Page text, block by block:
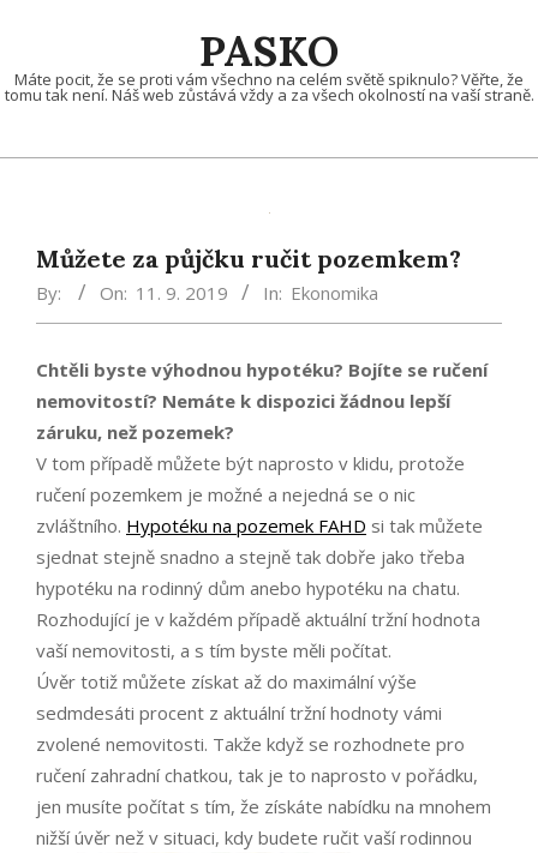
content
PASKO
Máte pocit, že se proti vám všechno na celém světě spiknulo? Věřte, že
tomu tak není. Náš web zůstává vždy a za všech okolností na vaší straně.
Můžete za půjčku ručit pozemkem?
By: On: 11. 9. 2019 In: Ekonomika
Chtěli byste výhodnou hypotéku? Bojíte se ručení
nemovitostí? Nemáte k dispozici žádnou lepší
záruku, než pozemek?
V tom případě můžete být naprosto v klidu, protože
ručení pozemkem je možné a nejedná se o nic
zvláštního. Hypotéku na pozemek FAHD si tak můžete
sjednat stejně snadno a stejně tak dobře jako třeba
hypotéku na rodinný dům anebo hypotéku na chatu.
Rozhodující je v každém případě aktuální tržní hodnota
vaší nemovitosti, a s tím byste měli počítat.
Úvěr totiž můžete získat až do maximální výše
sedmdesáti procent z aktuální tržní hodnoty vámi
zvolené nemovitosti. Takže když se rozhodnete pro
ručení zahradní chatkou, tak je to naprosto v pořádku,
jen musíte počítat s tím, že získáte nabídku na mnohem
nižší úvěr než v situaci, kdy budete ručit vaší rodinnou